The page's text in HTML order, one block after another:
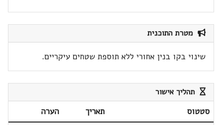
מטרת התוכנית
שינוי בקו בנין אחורי ללא תוספת שטחים עיקריים.
תהליך אישור
סטטוס תאריך
הערה